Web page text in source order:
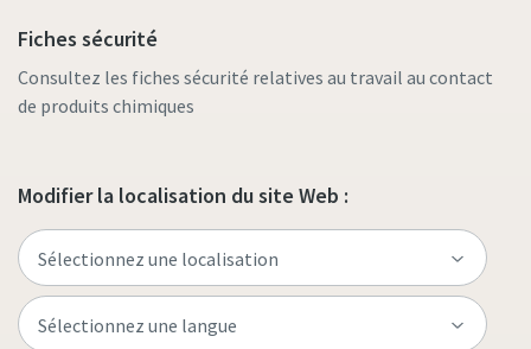
Fiches sécurité
Consultez les fiches sécurité relatives au travail au contact
de produits chimiques
Modifier la localisation du site Web :